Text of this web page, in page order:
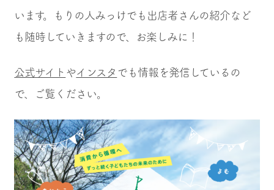
います。もりの人みっけでも出店者さんの紹介など
も随時していきますので、お楽しみに！
公式サイト やインスタ でも情報を発信しているの
で、ご覧ください。